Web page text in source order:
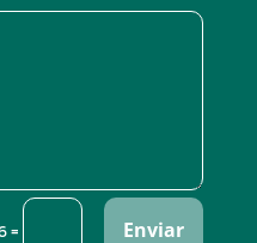
= Enviar